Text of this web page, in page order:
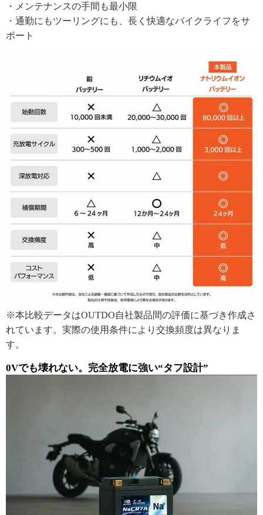
・メンテナンスの手間も最小限
・通勤にもツーリングにも、長く快適なバイクライフをサ
ポート
※本比較データはOUTDO自社製品間の評価に基づき作成さ
れています。実際の使用条件により交換頻度は異なりま
す。
0Vでも壊れない。完全放電に強い“タフ設計”